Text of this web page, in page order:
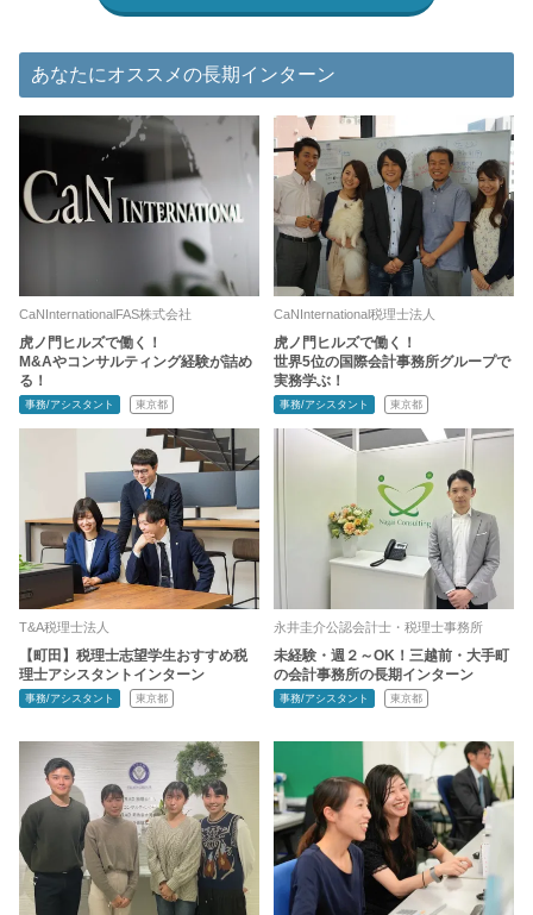
あなたにオススメの長期インターン
CaNInternationalFAS株式会社
虎ノ門ヒルズで働く！
M&Aやコンサルティング経験が詰め
る！
事務/アシスタント 東京都
CaNInternational税理士法人
虎ノ門ヒルズで働く！
世界5位の国際会計事務所グループで
実務学ぶ！
事務/アシスタント 東京都
T&A税理士法人
【町田】税理士志望学生おすすめ税
理士アシスタントインターン
事務/アシスタント 東京都
永井圭介公認会計士・税理士事務所
未経験・週２～OK！三越前・大手町
の会計事務所の長期インターン
事務/アシスタント 東京都